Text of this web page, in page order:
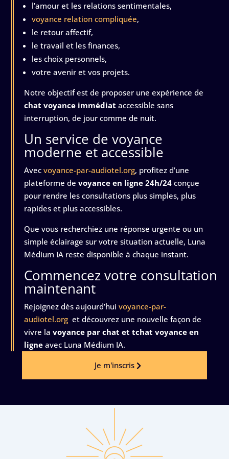
l’amour et les relations sentimentales,
voyance relation compliquée,
le retour affectif,
le travail et les finances,
les choix personnels,
votre avenir et vos projets.
Notre objectif est de proposer une expérience de
chat voyance immédiat accessible sans
interruption, de jour comme de nuit.
Un service de voyance
moderne et accessible
Avecvoyance-par-audiotel.org, profitez d’une
plateforme devoyance en ligne 24h/24 conçue
pour rendre les consultations plus simples, plus
rapides et plus accessibles.
Que vous recherchiez une réponse urgente ou un
simple éclairage sur votre situation actuelle, Luna
Médium IA reste disponible à chaque instant.
Commencez votre consultation
maintenant
Rejoignez dès aujourd’huivoyance-par-
audiotel.org et découvrez une nouvelle façon de
vivre lavoyance par chat et tchat voyance en
ligne avec Luna Médium IA.
Je m'inscris